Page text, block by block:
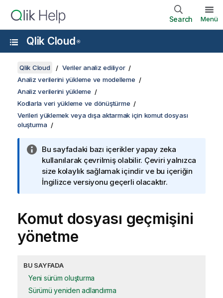
Search Menü
Qlik Cloud ®
Qlik Cloud
Veriler analiz ediliyor
Analiz verilerini yükleme ve modelleme
Analiz verilerini yükleme
Kodlarla veri yükleme ve dönüştürme
Verileri yüklemek veya dışa aktarmak için komut dosyası
oluşturma
Bu sayfadaki bazı içerikler yapay zeka
kullanılarak çevrilmiş olabilir. Çeviri yalnızca
size kolaylık sağlamak içindir ve bu içeriğin
İngilizce versiyonu geçerli olacaktır.
Komut dosyası geçmişini
yönetme
BU SAYFADA
Yeni sürüm oluşturma
Sürümü yeniden adlandırma